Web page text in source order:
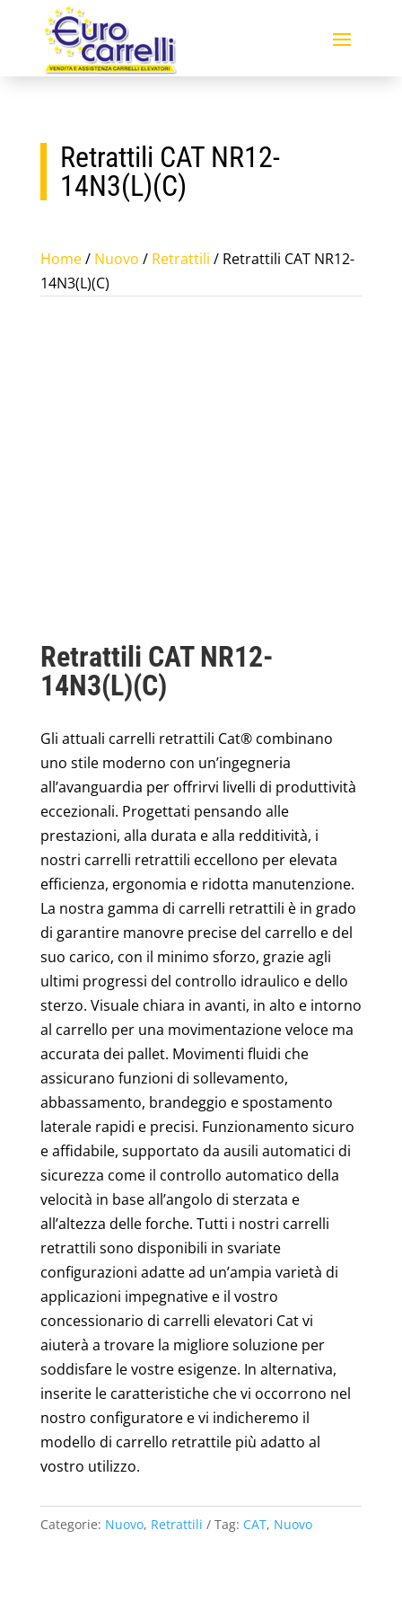
Retrattili CAT NR12-
14N3(L)(C)
Home/ Nuovo / Retrattili / Retrattili CAT NR12-
14N3(L)(C)
Retrattili CAT NR12-
14N3(L)(C)
Gli attuali carrelli retrattili Cat® combinano
uno stile moderno con un’ingegneria
all’avanguardia per offrirvi livelli di produttività
eccezionali. Progettati pensando alle
prestazioni, alla durata e alla redditività, i
nostri carrelli retrattili eccellono per elevata
efficienza, ergonomia e ridotta manutenzione.
La nostra gamma di carrelli retrattili è in grado
di garantire manovre precise del carrello e del
suo carico, con il minimo sforzo, grazie agli
ultimi progressi del controllo idraulico e dello
sterzo. Visuale chiara in avanti, in alto e intorno
al carrello per una movimentazione veloce ma
accurata dei pallet. Movimenti fluidi che
assicurano funzioni di sollevamento,
abbassamento, brandeggio e spostamento
laterale rapidi e precisi. Funzionamento sicuro
e affidabile, supportato da ausili automatici di
sicurezza come il controllo automatico della
velocità in base all’angolo di sterzata e
all’altezza delle forche. Tutti i nostri carrelli
retrattili sono disponibili in svariate
configurazioni adatte ad un’ampia varietà di
applicazioni impegnative e il vostro
concessionario di carrelli elevatori Cat vi
aiuterà a trovare la migliore soluzione per
soddisfare le vostre esigenze. In alternativa,
inserite le caratteristiche che vi occorrono nel
nostro configuratore e vi indicheremo il
modello di carrello retrattile più adatto al
vostro utilizzo.
Categorie: Nuovo, Retrattili Tag: CAT, Nuovo